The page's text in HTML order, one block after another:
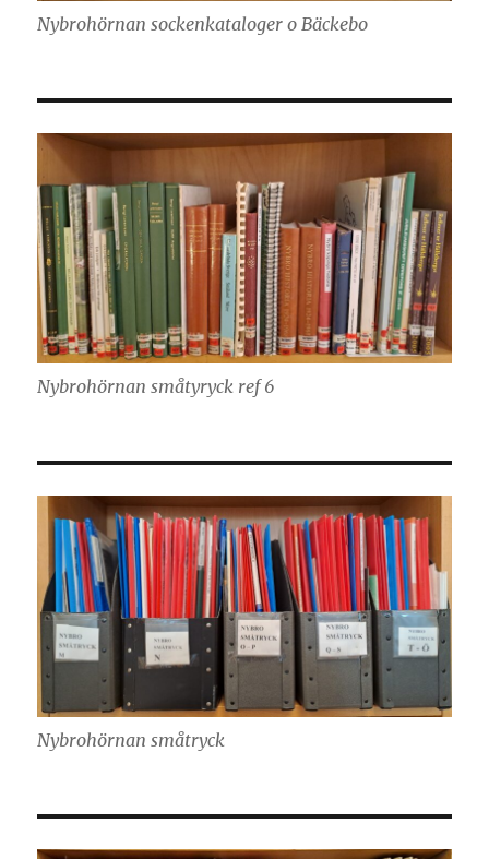
Nybrohörnan sockenkataloger o Bäckebo
Nybrohörnan småtyryck ref 6
Nybrohörnan småtryck